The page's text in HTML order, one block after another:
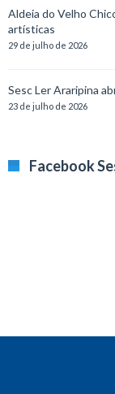
Aldeia do Velho
artísticas
29 de julho de 2026
Sesc Ler Araripina
23 de julho de 2026
Facebook